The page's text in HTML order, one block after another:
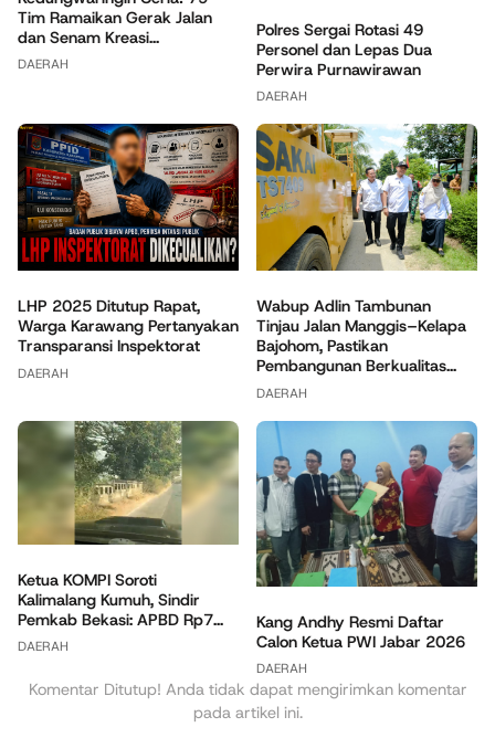
Tim Ramaikan Gerak Jalan
dan Senam Kreasi...
DAERAH
Polres Sergai Rotasi 49
Personel dan Lepas Dua
Perwira Purnawirawan
DAERAH
LHP 2025 Ditutup Rapat,
Warga Karawang Pertanyakan
Transparansi Inspektorat
DAERAH
Wabup Adlin Tambunan
Tinjau Jalan Manggis–Kelapa
Bajohom, Pastikan
Pembangunan Berkualitas...
DAERAH
Ketua KOMPI Soroti
Kalimalang Kumuh, Sindir
Pemkab Bekasi: APBD Rp7...
DAERAH
Kang Andhy Resmi Daftar
Calon Ketua PWI Jabar 2026
DAERAH
Komentar Ditutup! Anda tidak dapat mengirimkan komentar
pada artikel ini.